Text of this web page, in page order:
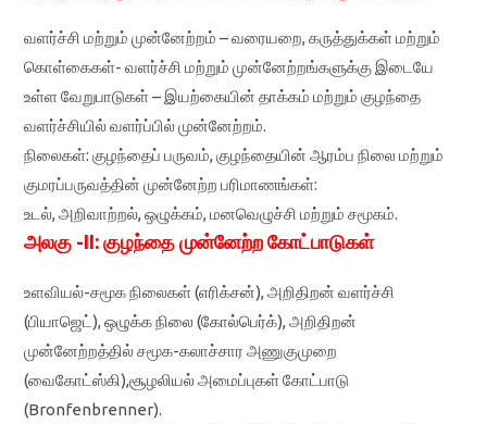
வளர்ச்சி மற்றும் முன்னேற்றம் – வரையறை, கருத்துக்கள் மற்றும்
கொள்கைகள்- வளர்ச்சி மற்றும் முன்னேற்றங்களுக்கு இடையே
உள்ள வேறுபாடுகள் – இயற்கையின் தாக்கம் மற்றும் குழந்தை
வளர்ச்சியில் வளர்ப்பில் முன்னேற்றம்.
நிலைகள்: குழந்தைப் பருவம், குழந்தையின் ஆரம்ப நிலை மற்றும்
குமரப்பருவத்தின் முன்னேற்ற பரிமாணங்கள்:
உடல், அறிவாற்றல், ஒழுக்கம், மனவெழுச்சி மற்றும் சமூகம்.
அலகு -II: குழந்தை முன்னேற்ற கோட்பாடுகள்
உளவியல்-சமூக நிலைகள் (எரிக்சன்), அறிதிறன் வளர்ச்சி
(பியாஜெட்), ஒழுக்க நிலை (கோல்பெர்க்), அறிதிறன்
முன்னேற்றத்தில் சமூக-கலாச்சார அணுகுமுறை
(வைகோட்ஸ்கி),சூழலியல் அமைப்புகள் கோட்பாடு
(Bronfenbrenner).